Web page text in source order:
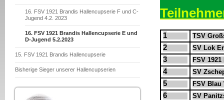
16. FSV 1921 Brandis Hallencupserie F und C-
Jugend 4.2. 2023
16. FSV 1921 Brandis Hallencupserie E und
D-Jugend 5.2.2023
15. FSV 1921 Brandis Hallencupserie
Bisherige Sieger unserer Hallencupserien
1 TSV
2 SV Lok
3 FSV
4 SV
5 FSV
6 SV